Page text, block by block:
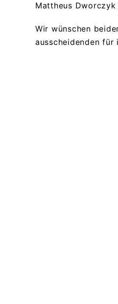
Mattheus
Wir wünschen
ausscheidenden für